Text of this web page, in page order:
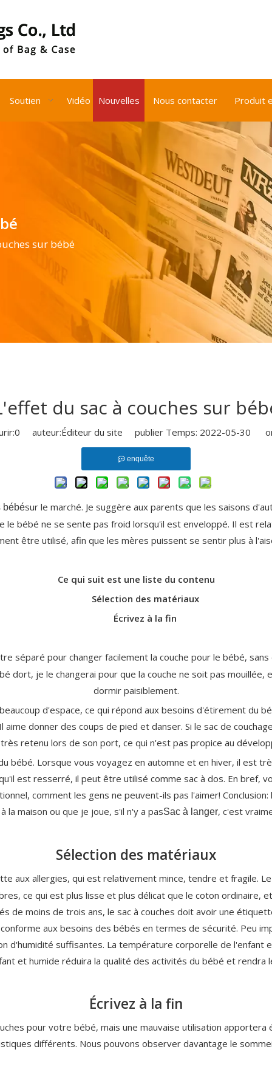
Soutien Vidéo Nouvelles Nous contacter Produit
sur bébé
du sac à couches sur
0 auteur:Éditeur du site publier Temps: 2022-05-30
enquête
bébésur le marché. Je suggère aux parents que les saisons
le bébé ne se sente pas froid lorsqu'il est enveloppé. Il est
être utilisé, afin que les mères puissent se sentir plus à
Ce qui suit est une liste du contenu
Sélection des matériaux
Écrivez à la fin
séparé pour changer facilement la couche pour le bébé,
dort, je le changerai pour que la couche ne soit pas mouillée,
dormir paisiblement.
d'espace, ce qui répond aux besoins d'étirement du
donner des coups de pied et danser. Si le sac de
retenu lors de son port, ce qui n'est pas propice au
bébé. Lorsque vous voyagez en automne et en hiver, il est
est resserré, il peut être utilisé comme sac à dos. En bref,
comment les gens ne peuvent-ils pas l'aimer!
la maison ou que je joue, s'il n'y a pasSac à langer, c'est
Sélection des matériaux
aux allergies, qui est relativement mince, tendre et fragile.
ce qui est plus lisse et plus délicat que le coton ordinaire,
de moins de trois ans, le sac à couches doit avoir une
aux besoins des bébés en termes de sécurité. Peu
d'humidité suffisantes. La température corporelle de l'enfant
et humide réduira la qualité des activités du bébé et rendra
Écrivez à la fin
pour votre bébé, mais une mauvaise utilisation
différents. Nous pouvons observer davantage le